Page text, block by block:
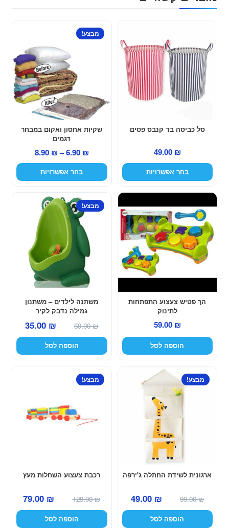
סל כביסה בד קנבס פסים
49.00 ₪
בחר אפשרויות
יש
מספר
סוגים.
ניתן
לבחור
האפשרויות
שקיות אחסון ואקום במבחר
דגמים
מבצע!
6.90 ₪
–
8.90 ₪
טווח
מחירים:
בחר אפשרויות
למוצר
זה
לבחור
האפשרויות
הך פטיש צעצוע התפתחות
לתינוק
59.00 ₪
הוספה לסל
משתנה לילדים – משתנון
גמילה נדבק לקיר
מבצע!
69.00₪
המחיר
המקורי
היה:
35.00 ₪
המחיר
הנוכחי
הוא:
הוספה לסל
ארגונית לשידת החתלה ג'ירפה
מבצע!
99.00₪
המחיר
המקורי
היה:
49.00 ₪
המחיר
הנוכחי
הוא:
הוספה לסל
רכבת צעצוע השחלות מעץ
מבצע!
129.00₪
המחיר
המקורי
היה:
79.00 ₪
המחיר
הנוכחי
הוא:
הוספה לסל